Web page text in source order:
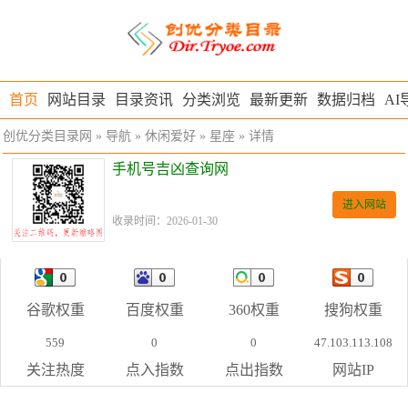
首页 网站目录 目录资讯 分类浏览 最新更新 数据归档 AI
创优分类目录网 » 导航 » 休闲爱好 » 星座 » 详情
手机号吉凶查询网
收录时间：2026-01-30
进入网站
谷歌权重 百度权重 360权重 搜狗权重
559
关注热度
0
点入指数
0
点出指数
47.103.113.108
网站IP